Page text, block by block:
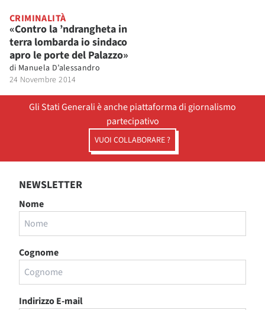
CRIMINALITÀ
«Contro la ’ndrangheta in
terra lombarda io sindaco
apro le porte del Palazzo»
di Manuela D’alessandro
24 Novembre 2014
Gli Stati Generali è anche piattaforma di giornalismo
partecipativo
VUOI COLLABORARE ?
NEWSLETTER
Nome
Cognome
Indirizzo E-mail